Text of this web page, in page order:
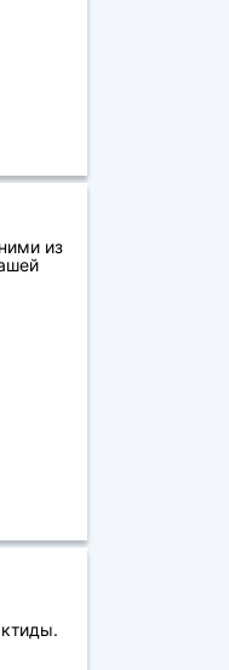
из